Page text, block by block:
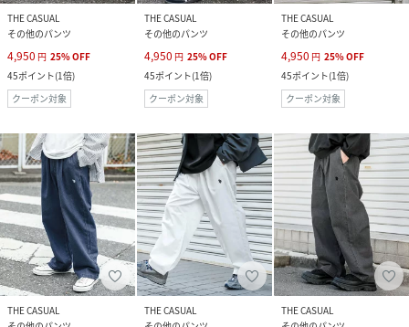
THE CASUAL
その他のパンツ
4,950 円 25%OFF
45ポイント(1倍)
クーポン対象
THE CASUAL
その他のパンツ
4,950 円 25%OFF
45ポイント(1倍)
クーポン対象
THE CASUAL
その他のパンツ
4,950 円 25%OFF
45ポイント(1倍)
クーポン対象
THE CASUAL
THE CASUAL
THE CASUAL